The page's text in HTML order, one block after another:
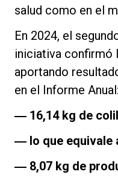
salud como en el
En 2024, el
iniciativa confirmó
aportando
en el Informe Anual:
― 16,14 kg de
― lo que equivale
― 8,07 kg de
Política de Privacidad